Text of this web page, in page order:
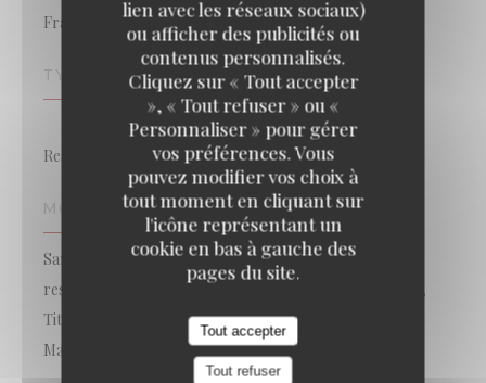
lien avec les réseaux sociaux)
ou afficher des publicités ou
contenus personnalisés.
Cliquez sur « Tout accepter
», « Tout refuser » ou «
Personnaliser » pour gérer
vos préférences. Vous
pouvez modifier vos choix à
tout moment en cliquant sur
l'icône représentant un
cookie en bas à gauche des
pages du site.
Tout accepter
Tout refuser
Française
TYPE DE RESTAURANT
Restaurant gastronomique ecoresponsable
MOYENS DE PAIEMENT
Sans Contact, Apple Pay, Ticket Restaurant, Titres
restaurant, American Express, Paiement Sans Contact,
Titres restaurant (uniquement le midi), Espèces,
Maestro, Visa, Carte Bleue